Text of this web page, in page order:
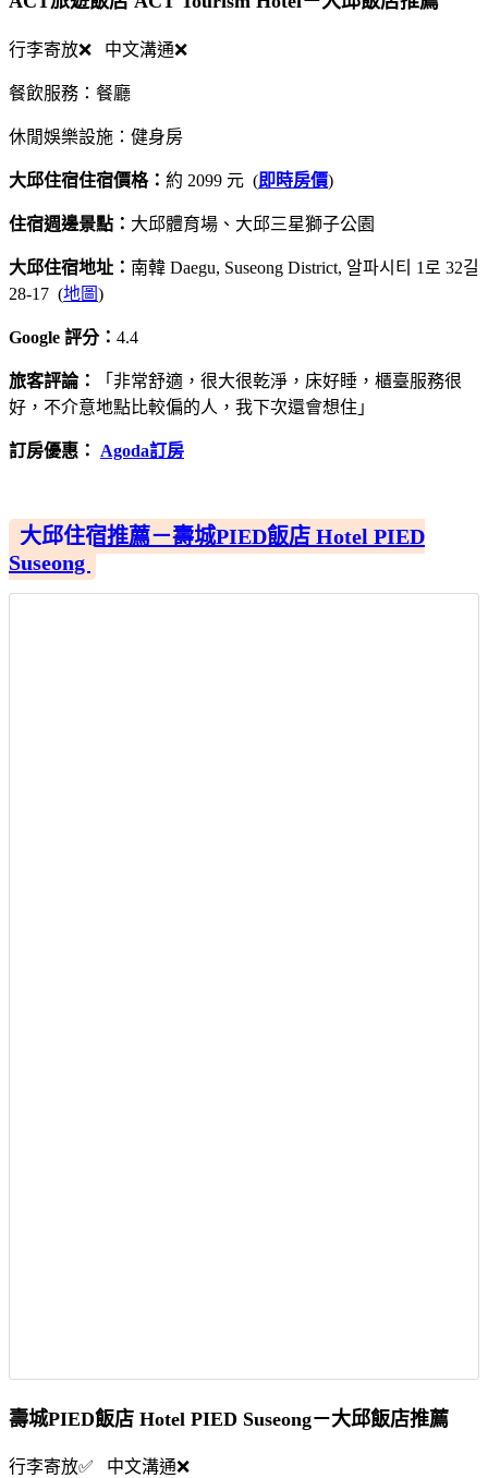
行李寄放❌ 中文溝通❌
餐飲服務：餐廳
休閒娛樂設施：健身房
大邱住宿住宿價格： 約 2099 元 (即時房價)
住宿週邊景點： 大邱體育場、大邱三星獅子公園
大邱住宿地址： 南韓 Daegu, Suseong District, 알파시티 1로 32길
28-17 (地圖)
Google 評分： 4.4
旅客評論：
「非常舒適，很大很乾淨，床好睡，櫃臺服務很
好，不介意地點比較偏的人，我下次還會想住」
訂房優惠： Agoda訂房
大邱住宿推薦－壽城PIED飯店 Hotel PIED
Suseong
壽城PIED飯店 Hotel PIED Suseong－大邱飯店推薦
行李寄放✅ 中文溝通❌